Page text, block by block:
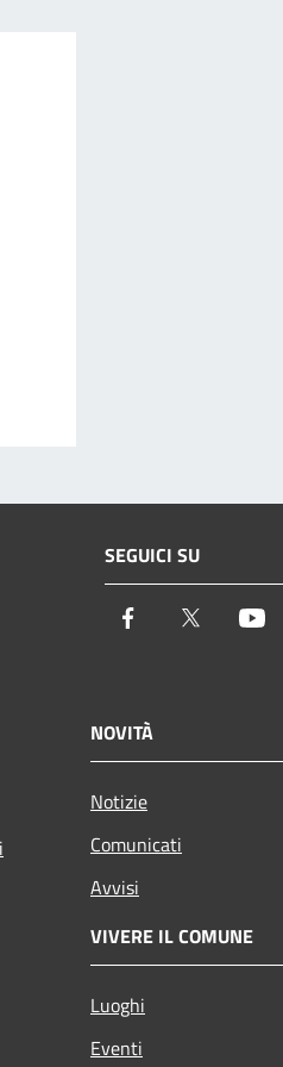
SEGUICI SU
Facebook Twitter
NOVITÀ
Notizie
Comunicati
Avvisi
VIVERE IL COMUNE
Luoghi
Eventi